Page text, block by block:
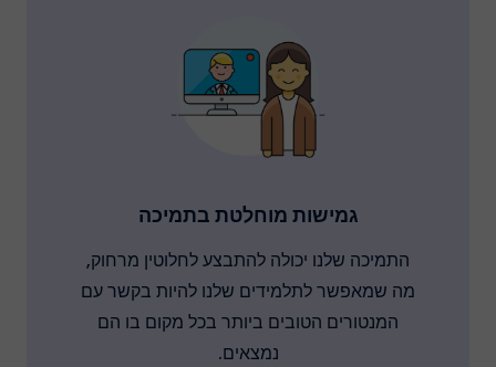
גמישות מוחלטת בתמיכה
התמיכה שלנו יכולה להתבצע לחלוטין מרחוק,
מה שמאפשר לתלמידים שלנו להיות בקשר עם
המנטורים הטובים ביותר בכל מקום בו הם
נמצאים.